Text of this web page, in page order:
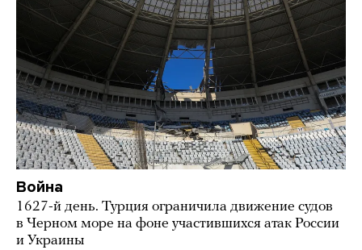
Война
1627-й день. Турция ограничила движение судов
в Черном море на фоне участившихся атак России
и Украины